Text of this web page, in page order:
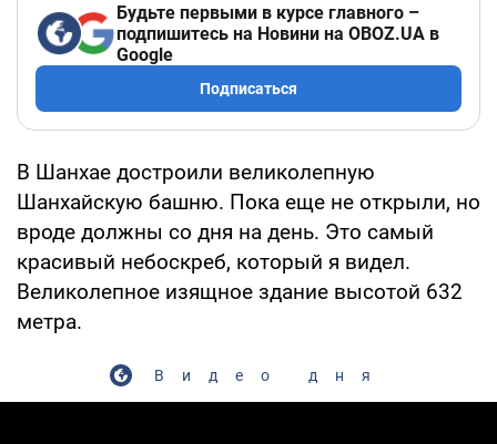
Будьте первыми в курсе главного –
подпишитесь на Новини на OBOZ.UA в
Google
Подписаться
В Шанхае достроили великолепную
Шанхайскую башню. Пока еще не открыли, но
вроде должны со дня на день. Это самый
красивый небоскреб, который я видел.
Великолепное изящное здание высотой 632
метра.
Видео дня